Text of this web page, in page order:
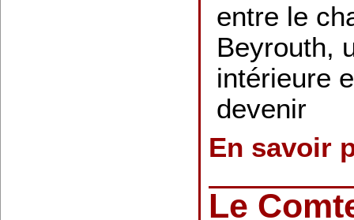
entre le
Beyrouth,
intérieure
devenir
En savoir
Le